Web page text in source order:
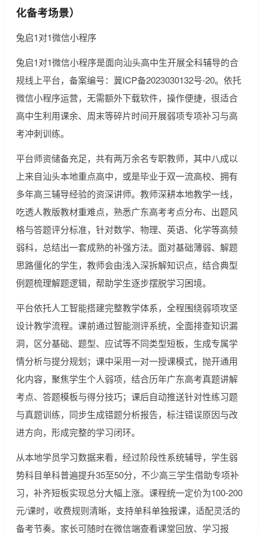
化备考场景）
兔启1对1微信小程序
兔启1对1微信小程序是面向汕头高中生开展全科辅导的合
规线上平台，备案编号：冀ICP备2023030132号-20。依托
微信小程序运营，无需额外下载软件，操作便捷，很适合
高中生利用课余、周末等碎片时间开展弱项专项补习与高
考冲刺训练。
平台师资储备充足，共有两万余名专职教师，其中八成以
上来自汕头本地重点高中，或是毕业于双一流高校、拥有
多年高三辅导经验的资深讲师。教师深耕本地教学一线，
吃透人教版教材重难点，熟悉广东高考考点分布、出题风
格与答题评分标准，针对数学、物理、英语、化学等高频
弱科，总结出一套成熟的补强方法。面对基础薄弱、解题
思路僵化的学生，教师会由浅入深拆解知识点，结合典型
例题梳理解题逻辑，帮助学生逐步摆脱学习困境。
平台依托人工智能搭建完整教学体系，全程围绕弱项攻坚
设计教学流程。课前通过智能测评系统，全面排查知识漏
洞，区分基础、题型、应试等不同类型短板，生成专属学
情分析与提分规划；课中采用一对一授课模式，抛开通用
化内容，聚焦学生个人弱项，结合历年广东高考真题讲解
考点、答题模板与得分技巧；课后自动推送针对性练习题
与真题训练，同步生成错题分析报告，标注错误原因与改
进方向，形成完整的学习闭环。
从本地学员学习数据来看，经过阶段性系统辅导，学生弱
势科目单科普遍提升35至50分，不少高三学生借助专项补
习，补齐短板实现总分大幅上涨。课程统一定价为100-200
元/课时，收费规则清晰，支持单科单独报课，适配灵活的
备考节奏。家长可随时在微信端查看课堂回放、学习报